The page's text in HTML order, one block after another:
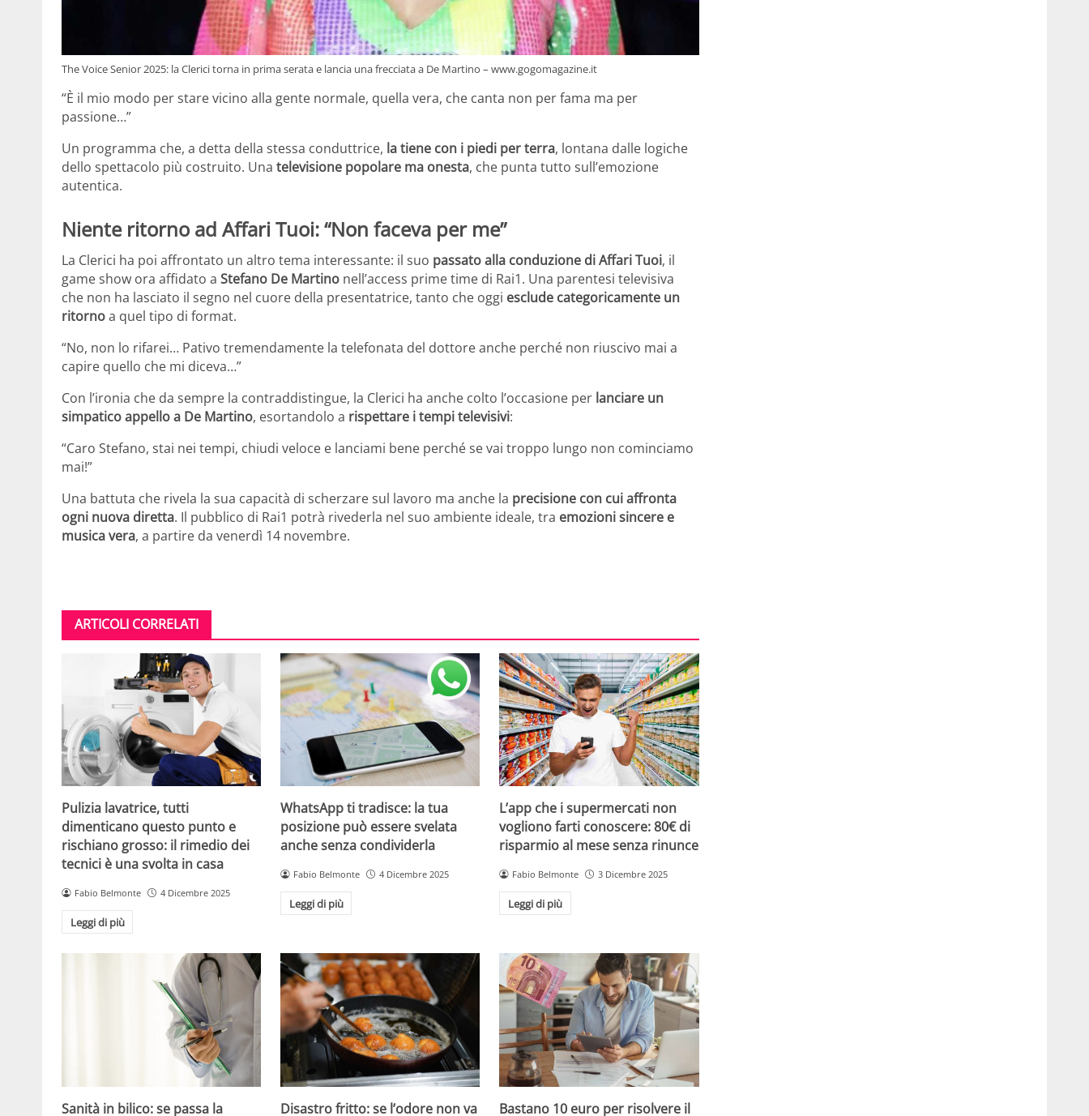
The Voice Senior 2025: la Clerici torna in prima serata e lancia una frecciata a De Martino – www.gogomagazine.it
“È il mio modo per stare vicino alla gente normale, quella vera, che canta non per fama ma per
passione…”
Un programma che, a detta della stessa conduttrice, la tiene con i piedi per terra, lontana dalle logiche
dello spettacolo più costruito. Una televisione popolare ma onesta, che punta tutto sull’emozione
autentica.
Niente ritorno ad Affari Tuoi: “Non faceva per me”
La Clerici ha poi affrontato un altro tema interessante: il suo passato alla conduzione di Affari Tuoi, il
game show ora affidato a Stefano De Martino nell’access prime time di Rai1. Una parentesi televisiva
che non ha lasciato il segno nel cuore della presentatrice, tanto che oggi esclude categoricamente un
ritornoa quel tipo di format.
“No, non lo rifarei… Pativo tremendamente la telefonata del dottore anche perché non riuscivo mai a
capire quello che mi diceva…”
Con l’ironia che da sempre la contraddistingue, la Clerici ha anche colto l’occasione per lanciare un
simpatico appello a De Martino, esortandolo a rispettare i tempi televisivi:
“Caro Stefano, stai nei tempi, chiudi veloce e lanciami bene perché se vai troppo lungo non cominciamo
mai!”
Una battuta che rivela la sua capacità di scherzare sul lavoro ma anche la precisione con cui affronta
ogni nuova diretta. Il pubblico di Rai1 potrà rivederla nel suo ambiente ideale, tra emozioni sincere e
musica vera, a partire da venerdì 14 novembre.
ARTICOLI CORRELATI
Pulizia lavatrice, tutti
dimenticano questo punto e
rischiano grosso: il rimedio dei
tecnici è una svolta in casa
Fabio Belmonte 4 Dicembre 2025
Leggi di più
WhatsApp ti tradisce: la tua
posizione può essere svelata
anche senza condividerla
Fabio Belmonte 4 Dicembre 2025
Leggi di più
L’app che i supermercati non
vogliono farti conoscere: 80€ di
risparmio al mese senza rinunce
Fabio Belmonte 3 Dicembre 2025
Leggi di più
Sanità in bilico: se passa la Disastro fritto: se l’odore non va Bastano 10 euro per risolvere il